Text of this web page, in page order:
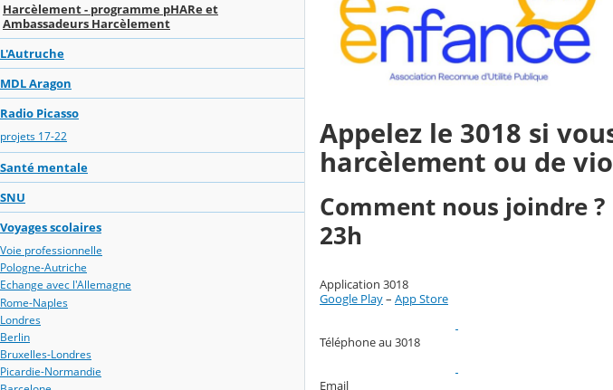
Harcèlement - programme pHARe et
Ambassadeurs Harcèlement
L'Autruche
MDL Aragon
Radio Picasso
projets 17-22
Santé mentale
SNU
Voyages scolaires
Voie professionnelle
Pologne-Autriche
Echange avec l'Allemagne
Rome-Naples
Londres
Berlin
Bruxelles-Londres
Picardie-Normandie
Appelez le 3018 si
harcèlement ou de
Comment nous joindre
23h
Application 3018
Google Play– App Store
Téléphone au 3018
Email